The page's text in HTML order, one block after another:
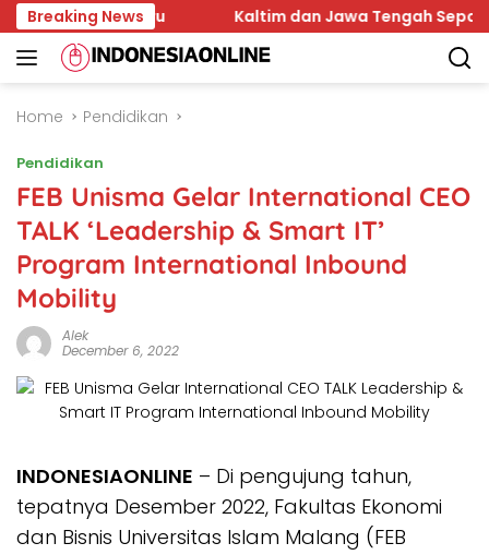
Skip
to
content
Breaking News
Baru Kaltim dan Jawa Tengah Sepakati Kerja
Home Pendidikan
Pendidikan
FEB Unisma Gelar International CEO
TALK ‘Leadership & Smart IT’
Program International Inbound
Mobility
Alek
December 6, 2022
INDONESIAONLINE – Di pengujung tahun,
tepatnya Desember 2022, Fakultas Ekonomi
dan Bisnis Universitas Islam Malang (FEB